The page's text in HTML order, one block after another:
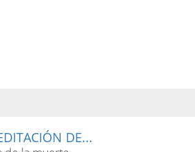
DE...